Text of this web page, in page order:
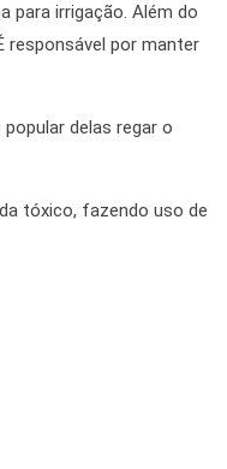
para irrigação. Além do
responsável por manter
delas regar o
tóxico, fazendo uso de